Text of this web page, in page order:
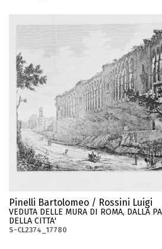
Pinelli Bartolomeo / Rossini Luigi
VEDUTA DELLE MURA DI ROMA, DALLA
DELLA CITTA'
S-CL2374_17780